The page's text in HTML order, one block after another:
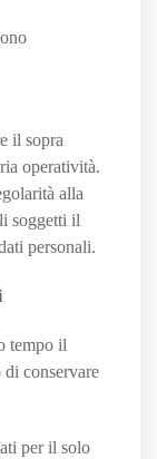
il sopra
operatività.
alla
soggetti il
personali.
tempo il
conservare
per il solo